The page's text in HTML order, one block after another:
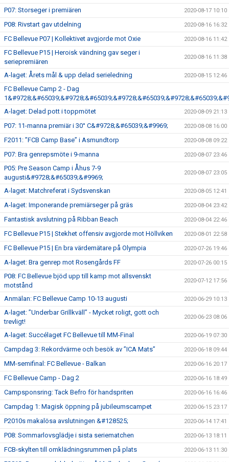
P07: Storseger i premiären 2020-08-17 10:10
P08: Rivstart gav utdelning 2020-08-16 16:32
FC Bellevue P07 | Kollektivet avgjorde mot Oxie 2020-08-16 11:42
FC Bellevue P15 | Heroisk vändning gav seger i
seriepremiären
2020-08-16 11:38
A-laget: Årets mål & upp delad serieledning 2020-08-15 12:46
FC Bellevue Camp 2 - Dag
A-laget: Delad pott i toppmötet
2020-08-09 21:13
P07: 11-manna premiär i 30° C&#9728;&#65039;&#9969; 2020-08-08 16:00
F2011: ”FCB Camp Base” i Asmundtorp 2020-08-08 09:22
P07: Bra genrepsmöte i 9-manna 2020-08-07 23:46
P05: Pre Season Camp i Åhus 7-9
augusti&#9728;&#65039;&#9969;
2020-08-07 23:05
A-laget: Matchreferat i Sydsvenskan 2020-08-05 12:41
A-laget: Imponerande premiärseger på gräs 2020-08-04 23:42
Fantastisk avslutning på Ribban Beach 2020-08-04 22:46
FC Bellevue P15 | Stekhet offensiv avgjorde mot Höllviken 2020-08-01 22:58
FC Bellevue P15 | En bra värdemätare på Olympia 2020-07-26 19:46
A-laget: Bra genrep mot Rosengårds FF 2020-07-26 00:15
P08: FC Bellevue bjöd upp till kamp mot allsvenskt
motstånd
2020-07-12 17:56
Anmälan: FC Bellevue Camp 10-13 augusti 2020-06-29 10:13
A-laget: ”Underbar Grillkväll” - Mycket roligt, gott och
trevligt!
2020-06-23 08:06
A-laget: Succélaget FC Bellevue till MM-Final 2020-06-19 07:30
Campdag 3: Rekordvärme och besök av ”ICA Mats” 2020-06-18 09:44
MM-semifinal: FC Bellevue - Balkan 2020-06-16 20:17
FC Bellevue Camp - Dag 2 2020-06-16 18:49
Campsponsring: Tack Befro för handspriten 2020-06-16 16:46
Campdag 1: Magisk öppning på jubileumscampet 2020-06-15 23:17
P2010s makalösa avslutningen &#128525; 2020-06-14 17:41
P08: Sommarlovsglädje i sista seriematchen 2020-06-13 18:11
FCB-skylten till omklädningsrummen på plats 2020-06-13 11:30